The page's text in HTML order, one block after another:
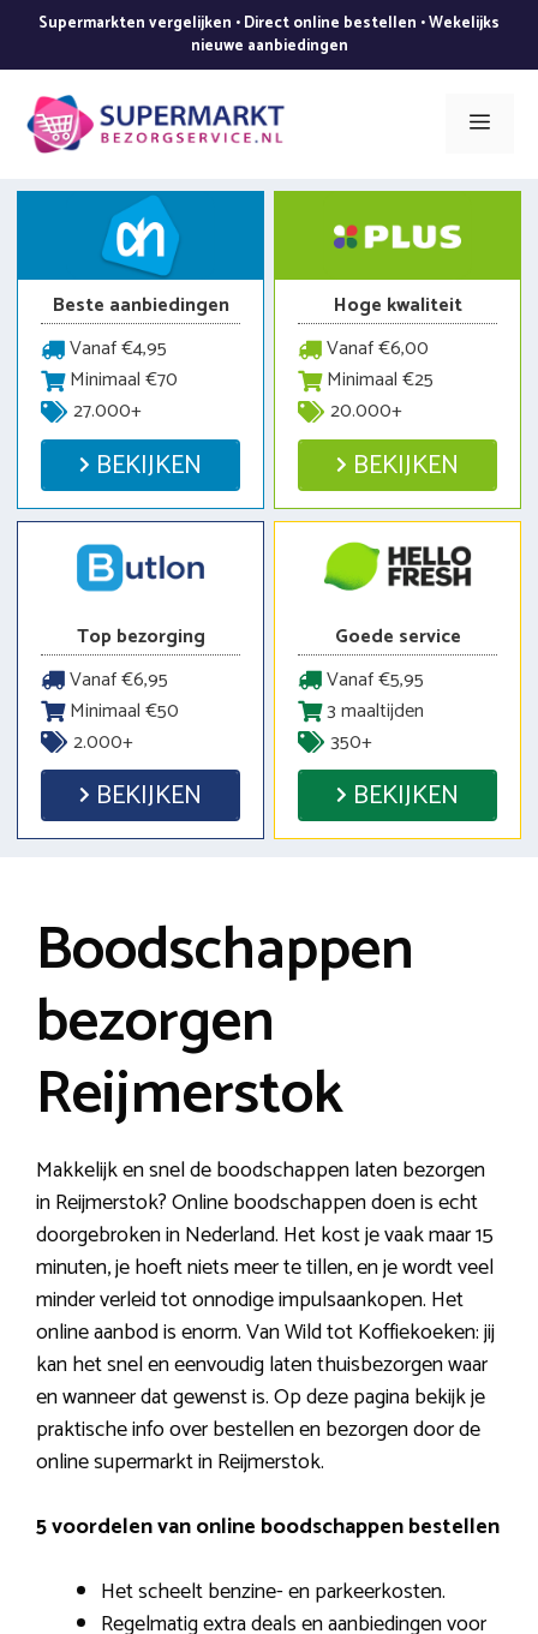
de
inhoud
Supermarkten vergelijken • Direct online bestellen • Wekelijks
nieuwe aanbiedingen
Menu
Beste aanbiedingen
Vanaf €4,95
Minimaal €70
27.000+
BEKIJKEN
Hoge kwaliteit
Vanaf €6,00
Minimaal €25
20.000+
BEKIJKEN
Top bezorging
Vanaf €6,95
Minimaal €50
2.000+
BEKIJKEN
Goede service
Vanaf €5,95
3 maaltijden
350+
BEKIJKEN
Boodschappen
bezorgen
Reijmerstok
Makkelijk en snel de boodschappen laten bezorgen
in Reijmerstok? Online boodschappen doen is echt
doorgebroken in Nederland. Het kost je vaak maar 15
minuten, je hoeft niets meer te tillen, en je wordt veel
minder verleid tot onnodige impulsaankopen. Het
online aanbod is enorm. Van Wild tot Koffiekoeken: jij
kan het snel en eenvoudig laten thuisbezorgen waar
en wanneer dat gewenst is. Op deze pagina bekijk je
praktische info over bestellen en bezorgen door de
online supermarkt in Reijmerstok.
5 voordelen van online boodschappen bestellen
Het scheelt benzine- en parkeerkosten.
Regelmatig extra deals en aanbiedingen voor